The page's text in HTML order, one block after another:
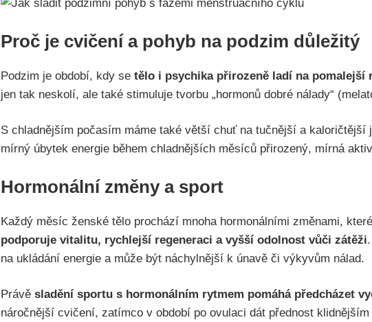
Proč je cvičení a pohyb na podzim důležitý
Podzim je období, kdy se tělo i psychika přirozeně ladí na pomalejší
jen tak neskolí, ale také stimuluje tvorbu „hormonů dobré nálady“
S chladnějším počasím máme také větší chuť na tučnější a kaloričtější
mírný úbytek energie během chladnějších měsíců přirozený, mírná
Hormonální změny a sport
Každý měsíc ženské tělo prochází mnoha hormonálními změnami,
podporuje vitalitu, rychlejší regeneraci a vyšší odolnost vůči zátěži
na ukládání energie a může být náchylnější k únavě či výkyvům nálad.
Právě sladění sportu s hormonálním rytmem pomáhá předcházet
náročnější cvičení, zatímco v období po ovulaci dát přednost